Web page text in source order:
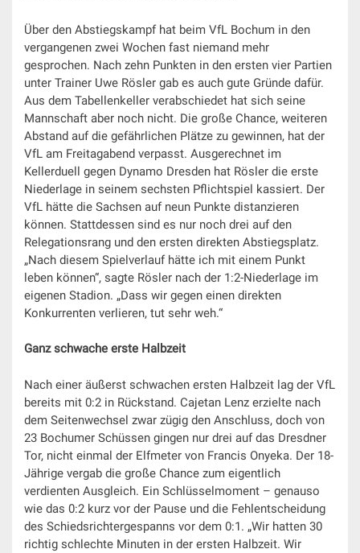
Über den Abstiegskampf hat beim VfL Bochum in den
vergangenen zwei Wochen fast niemand mehr
gesprochen. Nach zehn Punkten in den ersten vier Partien
unter Trainer Uwe Rösler gab es auch gute Gründe dafür.
Aus dem Tabellenkeller verabschiedet hat sich seine
Mannschaft aber noch nicht. Die große Chance, weiteren
Abstand auf die gefährlichen Plätze zu gewinnen, hat der
VfL am Freitagabend verpasst. Ausgerechnet im
Kellerduell gegen Dynamo Dresden hat Rösler die erste
Niederlage in seinem sechsten Pflichtspiel kassiert. Der
VfL hätte die Sachsen auf neun Punkte distanzieren
können. Stattdessen sind es nur noch drei auf den
Relegationsrang und den ersten direkten Abstiegsplatz.
„Nach diesem Spielverlauf hätte ich mit einem Punkt
leben können“, sagte Rösler nach der 1:2-Niederlage im
eigenen Stadion. „Dass wir gegen einen direkten
Konkurrenten verlieren, tut sehr weh.“
Ganz schwache erste Halbzeit
Nach einer äußerst schwachen ersten Halbzeit lag der VfL
bereits mit 0:2 in Rückstand. Cajetan Lenz erzielte nach
dem Seitenwechsel zwar zügig den Anschluss, doch von
23 Bochumer Schüssen gingen nur drei auf das Dresdner
Tor, nicht einmal der Elfmeter von Francis Onyeka. Der 18-
Jährige vergab die große Chance zum eigentlich
verdienten Ausgleich. Ein Schlüsselmoment – genauso
wie das 0:2 kurz vor der Pause und die Fehlentscheidung
des Schiedsrichtergespanns vor dem 0:1. „Wir hatten 30
richtig schlechte Minuten in der ersten Halbzeit. Wir